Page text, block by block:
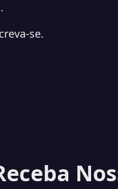
se.